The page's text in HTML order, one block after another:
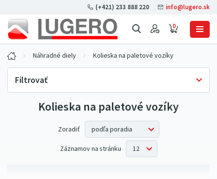
0
(+421) 233 888 220 info@lugero.sk
Náhradné diely Kolieska na paletové vozíky
Filtrovať
Skladová dostupnosť
Cena bez DPH
Materiál povrchu
Kolieska na paletové vozíky
Zoradiť
Záznamov na stránku